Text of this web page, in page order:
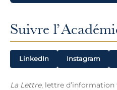
Suivre
LinkedIn Instagram
La Lettre, lettre d’information